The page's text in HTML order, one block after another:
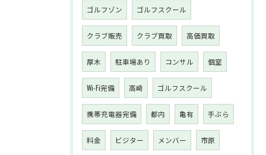
ゴルフゾン ゴルフスクール
クラブ販売 クラブ買取 高価買取
厚木 駐車場あり コンサル 個室
Wi-Fi完備 高崎 ゴルフスクール
携帯充電器完備 都内 亀有 手ぶら
料金 ビジター メンバー 市原